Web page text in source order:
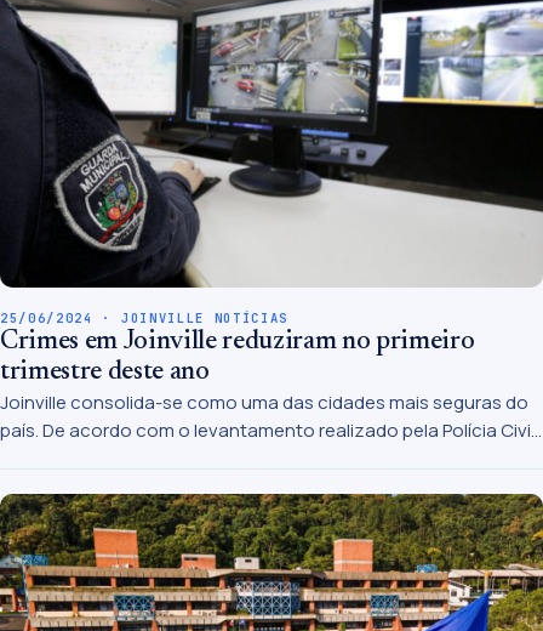
atuava superintendente dos Hospitais Públicos desde o início
de 2023.
25/06/2024 · JOINVILLE NOTÍCIAS
Crimes em Joinville reduziram no primeiro
trimestre deste ano
Joinville consolida-se como uma das cidades mais seguras do
país. De acordo com o levantamento realizado pela Polícia Civil,